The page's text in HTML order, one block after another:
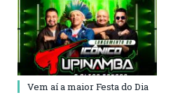
Vem aí a maior Festa do Dia